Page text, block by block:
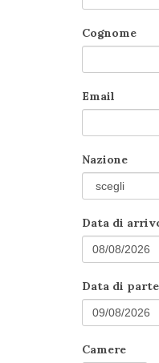
Cognome
Email
Nazione
Data di
Data di
Camere